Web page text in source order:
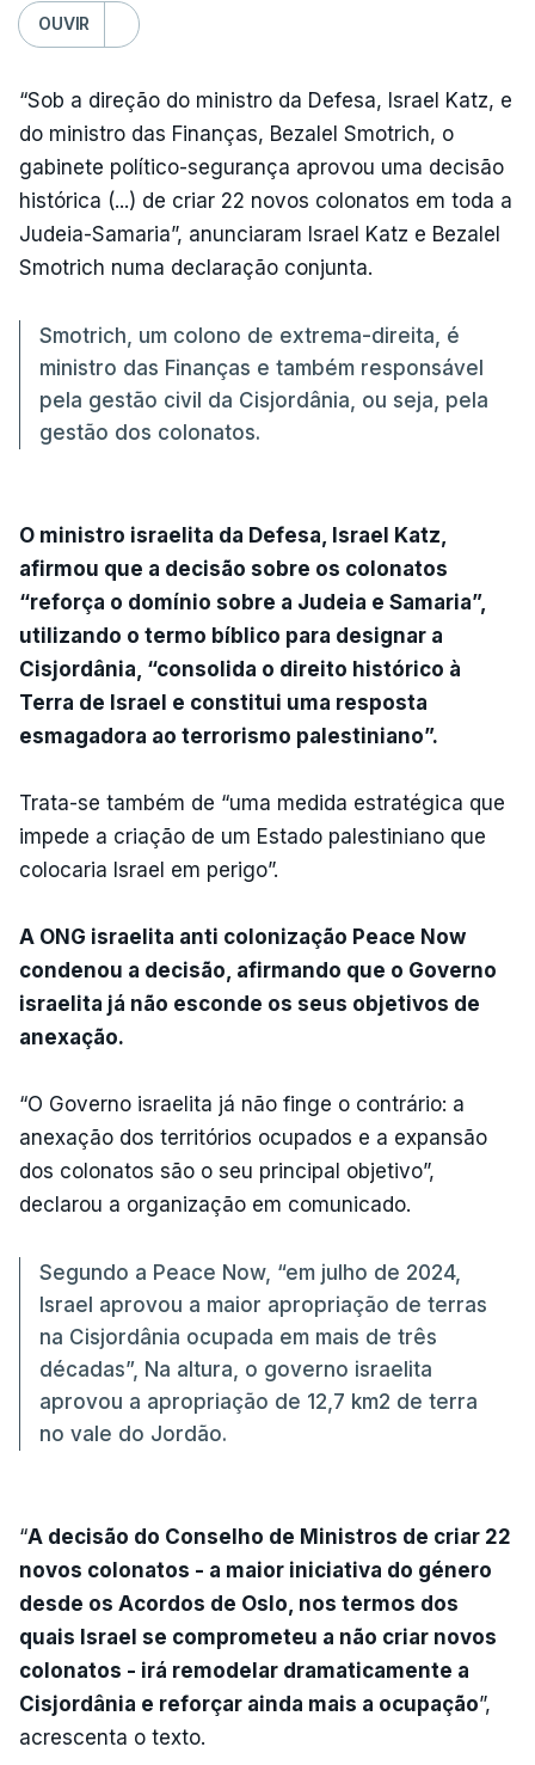
OUVIR
“Sob a direção do ministro da Defesa, Israel Katz, e
do ministro das Finanças, Bezalel Smotrich, o
gabinete político-segurança aprovou uma decisão
histórica (...) de criar 22 novos colonatos em toda a
Judeia-Samaria”, anunciaram Israel Katz e Bezalel
Smotrich numa declaração conjunta.
Smotrich, um colono de extrema-direita, é
ministro das Finanças e também responsável
pela gestão civil da Cisjordânia, ou seja, pela
gestão dos colonatos.
O ministro israelita da Defesa, Israel Katz,
afirmou que a decisão sobre os colonatos
“reforça o domínio sobre a Judeia e Samaria”,
utilizando o termo bíblico para designar a
Cisjordânia, “consolida o direito histórico à
Terra de Israel e constitui uma resposta
esmagadora ao terrorismo palestiniano”.
Trata-se também de “uma medida estratégica que
impede a criação de um Estado palestiniano que
colocaria Israel em perigo”.
A ONG israelita anti colonização Peace Now
condenou a decisão, afirmando que o Governo
israelita já não esconde os seus objetivos de
anexação.
“O Governo israelita já não finge o contrário: a
anexação dos territórios ocupados e a expansão
dos colonatos são o seu principal objetivo”,
declarou a organização em comunicado.
Segundo a Peace Now, “em julho de 2024,
Israel aprovou a maior apropriação de terras
na Cisjordânia ocupada em mais de três
décadas”, Na altura, o governo israelita
aprovou a apropriação de 12,7 km2 de terra
no vale do Jordão.
“A decisão do Conselho de Ministros de criar 22
novos colonatos - a maior iniciativa do género
desde os Acordos de Oslo, nos termos dos
quais Israel se comprometeu a não criar novos
colonatos - irá remodelar dramaticamente a
Cisjordânia e reforçar ainda mais a ocupação”,
acrescenta o texto.